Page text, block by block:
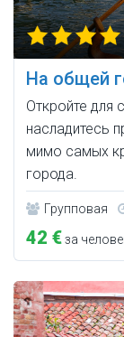
На общей
Откройте для
насладитесь
мимо самых
города.
Групповая
42 €за